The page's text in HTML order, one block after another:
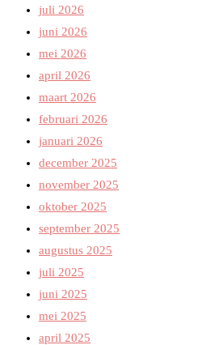
juli 2026
juni 2026
mei 2026
april 2026
maart 2026
februari 2026
januari 2026
december 2025
november 2025
oktober 2025
september 2025
augustus 2025
juli 2025
juni 2025
mei 2025
april 2025